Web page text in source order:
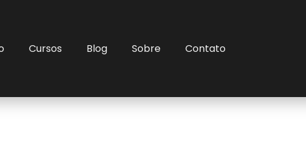
Cursos Blog Sobre Contato